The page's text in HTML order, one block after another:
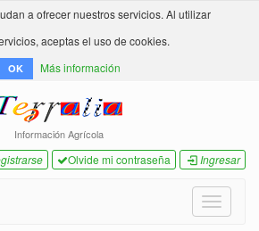
a ofrecer nuestros servicios. Al utilizar
aceptas el uso de cookies.
OK Más información
Información Agrícola
Olvide mi contraseña Ingresar
Toggle